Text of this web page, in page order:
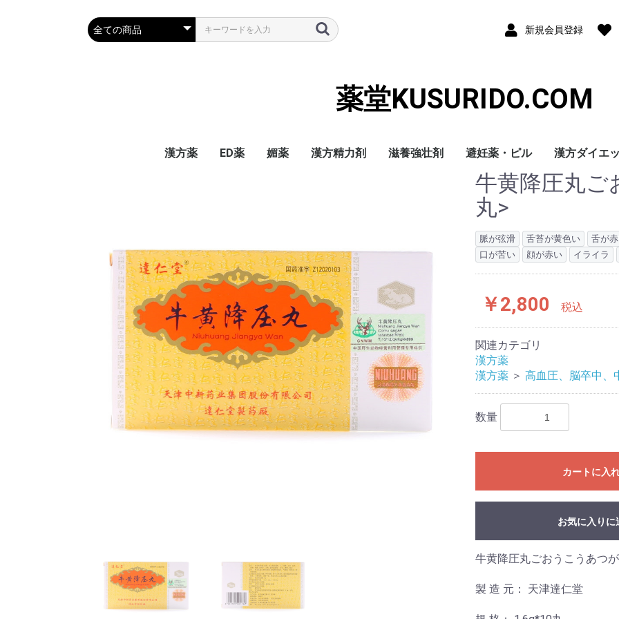
新規会員登録
薬堂KUSURIDO.COM
漢方薬 ED薬 媚薬 漢方精力剤 滋養強壮剤 避妊薬・ピル 漢方ダイエ
牛黄降圧丸ご
丸>
脈が弦滑 舌苔が黄色い 舌が
口が苦い
顔が赤い イライラ
￥2,800 税込
関連カテゴリ
漢方薬
漢方薬 ＞ 高血圧、脳卒中、
数量
カートに入
お気に入りに
牛黄降圧丸ごおうこうあつ
製 造 元： 天津達仁堂